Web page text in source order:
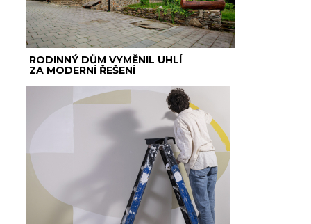
RODINNÝ DŮM VYMĚNIL UHLÍ
ZA MODERNÍ ŘEŠENÍ